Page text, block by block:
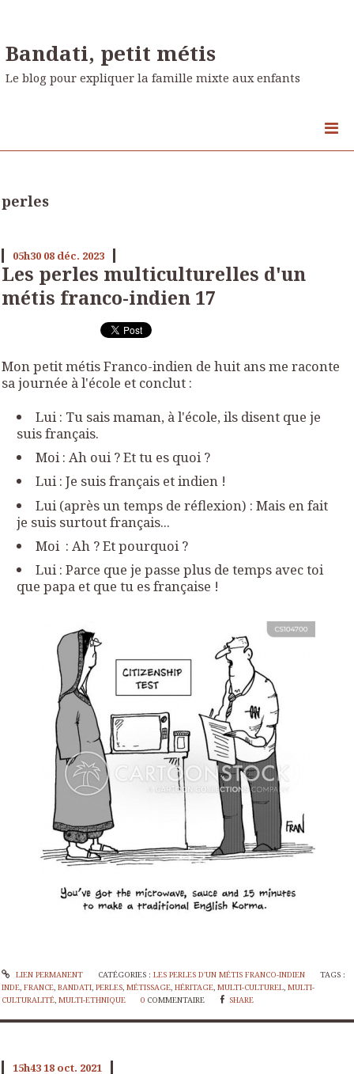
Bandati, petit métis
Le blog pour expliquer la famille mixte aux enfants
perles
05h30 08 déc. 2023
Les perles multiculturelles d'un
métis franco-indien 17
Mon petit métis Franco-indien de huit ans me raconte
sa journée à l'école et conclut :
Lui : Tu sais maman, à l'école, ils disent que je
suis français.
Moi : Ah oui ? Et tu es quoi ?
Lui : Je suis français et indien !
Lui (après un temps de réflexion) : Mais en fait
je suis surtout français...
Moi : Ah ? Et pourquoi ?
Lui : Parce que je passe plus de temps avec toi
que papa et que tu es française !
LIEN PERMANENT CATÉGORIES : LES PERLES D'UN MÉTIS FRANCO-INDIEN
TAGS :
INDE, FRANCE, BANDATI, PERLES, MÉTISSAGE, HÉRITAGE, MULTI-CULTUREL, MULTI-
CULTURALITÉ, MULTI-ETHNIQUE 0 COMMENTAIRE SHARE
15h4318 oct. 2021